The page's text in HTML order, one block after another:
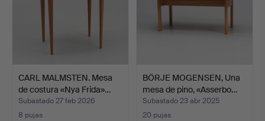
CARL MALMSTEN. Mesa
de costura «Nya Frida»…
Subastado 27 feb 2026
8 pujas
BÖRJE MOGENSEN, Una
mesa de pino, «Asserbo…
Subastado 23 abr 2025
20 pujas